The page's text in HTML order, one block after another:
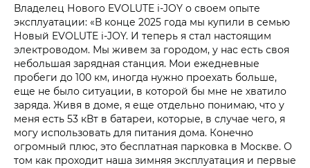
Владелец Нового EVOLUTE i‑JOY о своем опыте
эксплуатации: «В конце 2025 года мы купили в семью
Новый EVOLUTE i‑JOY. И теперь я стал настоящим
электроводом. Мы живем за городом, у нас есть своя
небольшая зарядная станция. Мои ежедневные
пробеги до 100 км, иногда нужно проехать больше,
еще не было ситуации, в которой бы мне не хватило
заряда. Живя в доме, я еще отдельно понимаю, что у
меня есть 53 кВт в батареи, которые, в случае чего, я
могу использовать для питания дома. Конечно
огромный плюс, это бесплатная парковка в Москве. О
том как проходит наша зимняя эксплуатация и первые